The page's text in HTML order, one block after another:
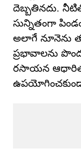
దెబ్బతినదు.
సున్నితంగా
అలాగే నూనెను
ప్రభావాలను
రసాయన ఆధారిత